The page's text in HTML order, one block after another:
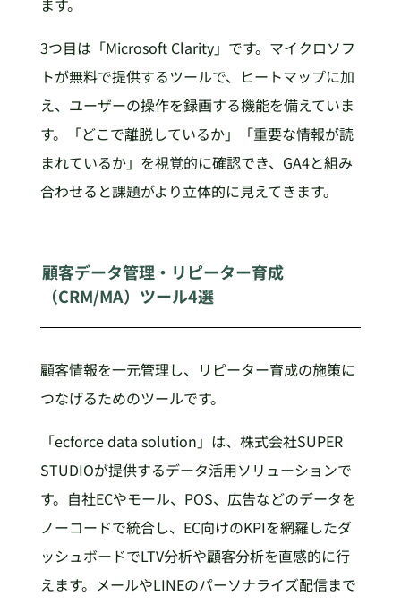
ます。
3つ目は「Microsoft Clarity」です。マイクロソフ
トが無料で提供するツールで、ヒートマップに加
え、ユーザーの操作を録画する機能を備えていま
す。「どこで離脱しているか」「重要な情報が読
まれているか」を視覚的に確認でき、GA4と組み
合わせると課題がより立体的に見えてきます。
顧客データ管理・リピーター育成
（CRM/MA）ツール4選
顧客情報を一元管理し、リピーター育成の施策に
つなげるためのツールです。
「ecforce data solution」は、株式会社SUPER
STUDIOが提供するデータ活用ソリューションで
す。自社ECやモール、POS、広告などのデータを
ノーコードで統合し、EC向けのKPIを網羅したダ
ッシュボードでLTV分析や顧客分析を直感的に行
えます。メールやLINEのパーソナライズ配信まで